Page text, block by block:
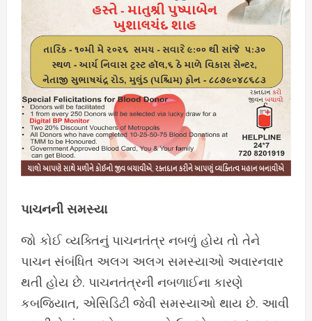
પાચનની સમસ્યા
જો કોઈ વ્યક્તિનું પાચનતંત્ર નબળું હોય તો તેને
પાચન સંબંધિત અલગ અલગ સમસ્યાઓ અવારનવાર
થતી હોય છે. પાચનતંત્રની નબળાઈના કારણે
કબજિયાત, એસિડિટી જેવી સમસ્યાઓ થાય છે. આવી